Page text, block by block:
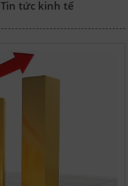
Tin tức kinh tế